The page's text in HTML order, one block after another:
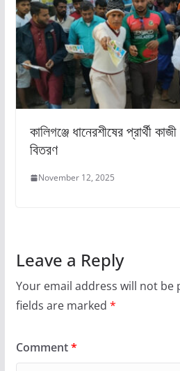
কালিগঞ্জে ধানেরশীষের প্রার্থী
বিতরণ
November 12, 2025
Leave a Reply
Your email address will not be
fields are marked *
Comment*